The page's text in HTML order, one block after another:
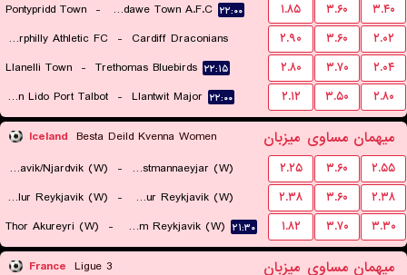
Pontypridd Town - Pontardawe Town A.F.C. ۲۲:۰۰ ۱.۸۵ ۳.۶۰
۳.۴۰
Caerphilly Athletic FC
- Cardiff Draconians
۲۲:۱۵
۲.۹۰ ۳.۶۰
۲.۰۲
Llanelli Town - Trethomas Bluebirds ۲۲:۱۵ ۲.۸۰ ۳.۷۰
۲.۰۴
Afan Lido Port Talbot
- Llantwit Major ۲۲:۰۰ ۲.۱۲ ۳.۵۰ ۲.۸۰
Iceland Besta Deild Kvenna Women میزبان مساوی میهمان
Grindavik/Njardvik (W) - IBV Vestmannaeyjar (W)
۲۱:۳۰
۲.۲۵ ۳.۶۰
۲.۵۵
Valur Reykjavik (W)
- Vikingur Reykjavik (W)
۲۲:۴۵
۲.۳۸ ۳.۶۰
۲.۳۸
Thor Akureyri (W) - Fram Reykjavik (W) ۲۱:۳۰ ۱.۸۲ ۳.۷۰ ۳.۳۰
France Ligue 3 میزبان مساوی میهمان